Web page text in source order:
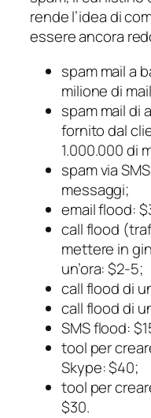
rende l’idea di
essere ancora
spam mail a
milione di
spam mail di
fornito dal
1.000.000 di
spam via
messaggi;
email flood:
call flood
mettere in
un’ora: $2-5;
call flooddi
call flooddi
SMS flood:
tool per
Skype: $40;
tool per
$30.